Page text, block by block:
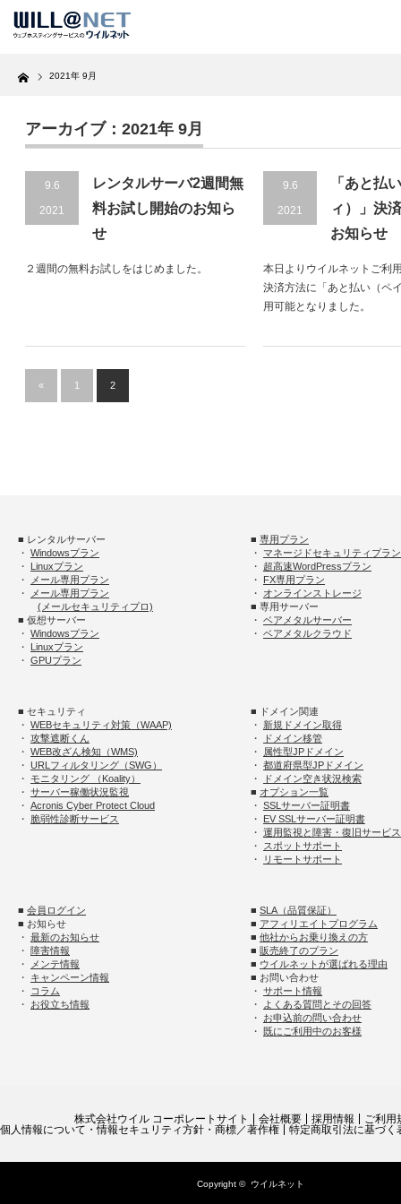
Home 2021年 9月
アーカイブ：2021年 9月
9.6
2021
レンタルサーバ2週間無
料お試し開始のお知ら
せ
２週間の無料お試しをはじめました。
9.6
2021
「あと払
ィ）」決
お知らせ
本日よりウイルネットご利
決済方法に「あと払い（ペ
用可能となりました。
« 1 2
■ レンタルサーバー ■ 専用プラン
・ Windowsプラン ・ マネージドセキュリティプラン
・ Linuxプラン ・ 超高速WordPressプラン
・
メール専用プラン ・ FX専用プラン
・
メール専用プラン ・ オンラインストレージ
(メールセキュリティプロ)
■ 専用サーバー
■ 仮想サーバー
・ ベアメタルサーバー
・ Windowsプラン ・ ベアメタルクラウド
・ Linuxプラン
・ GPUプラン
■ セキュリティ
■ ドメイン関連
・ WEBセキュリティ対策（WAAP) ・ 新規ドメイン取得
・ 攻撃遮断くん ・
ドメイン移管
・ WEB改ざん検知（WMS) ・
属性型JPドメイン
・ URLフィルタリング（SWG） ・ 都道府県型JPドメイン
・ モニタリング （Koality） ・
ドメイン空き状況検索
・ サーバー稼働状況監視 ■ オプション一覧
・ Acronis Cyber Protect Cloud ・ SSLサーバー証明書
・ 脆弱性診断サービス ・ EV SSLサーバー証明書
・ 運用監視と障害・復旧サービス
・ スポットサポート
・
リモートサポート
■ 会員ログイン ■ SLA（品質保証）
■ お知らせ
■ アフィリエイトプログラム
・ 最新のお知らせ ■ 他社からお乗り換えの方
・ 障害情報 ■ 販売終了のプラン
・
メンテ情報 ■ ウイルネットが選ばれる理由
・ キャンペーン情報
■ お問い合わせ
・
コラム ・ サポート情報
・ お役立ち情報 ・
よくある質問とその回答
・ お申込前の問い合わせ
・ 既にご利用中のお客様
株式会社ウイル コーポレートサイト 会社概要 採用情報
ご利用
個人情報について・情報セキュリティ方針・商標／著作権
特定商取引法に基づく
Copyright © ウイルネット